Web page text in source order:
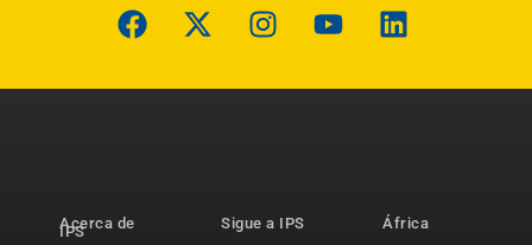
Acerca de
IPS
Sigue a IPS
África